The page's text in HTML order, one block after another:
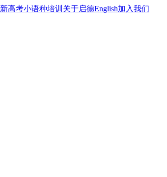
新高考小语种培训 关于启德English加入我们